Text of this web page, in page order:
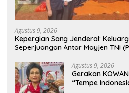
Agustus 9, 2026
Kepergian Sang Jenderal:
Seperjuangan Antar Mayjen TNI
Agustus 9, 2026
Gerakan
“Tempe